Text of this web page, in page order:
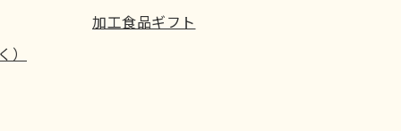
加工食品ギフト